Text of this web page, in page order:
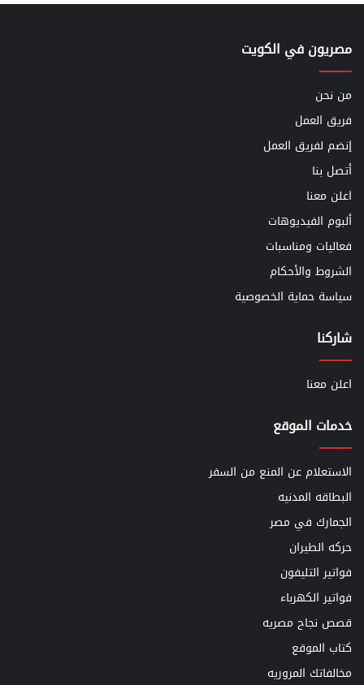
مصريون في الكويت
من نحن
فريق العمل
إنضم لفريق العمل
أتصل بنا
اعلن معنا
ألبوم الفيديوهات
فعاليات ومناسبات
الشروط والأحكام
سياسة حماية الخصوصية
شاركنا
اعلن معنا
خدمات الموقع
الاستعلام عن المنع من السفر
البطاقه المدنيه
الجمارك في مصر
حركه الطيران
فواتير التليفون
فواتير الكهرباء
قصص نجاح مصريه
كتاب الموقع
مخالفاتك المروريه